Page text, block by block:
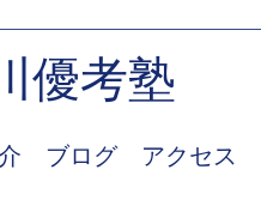
優考塾
ブログ アクセス